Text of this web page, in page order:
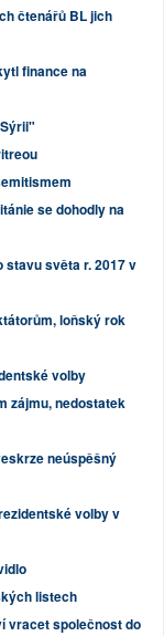
čtenářů BL jich
finance na
se dohodly na
stavu světa r. 2017 v
loňský rok
volby
zájmu, nedostatek
neúspěšný
volby v
listech
vracet společnost do